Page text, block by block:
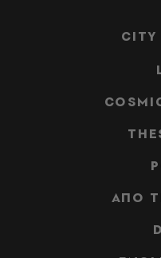
CITY
ΑΠΟ